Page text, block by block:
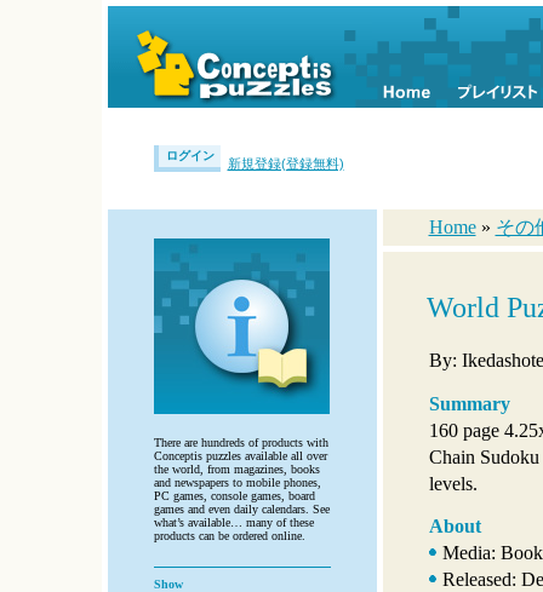
ログイン
新規登録(登録無料)
There are hundreds of products with
Conceptis puzzles available all over
the world, from magazines, books
and newspapers to mobile phones,
PC games, console games, board
games and even daily calendars. See
what’s available… many of these
products can be ordered online.
Show
Home » その
World
By:
Summary
160 page
Chain
levels.
About
Media: Book
Released: